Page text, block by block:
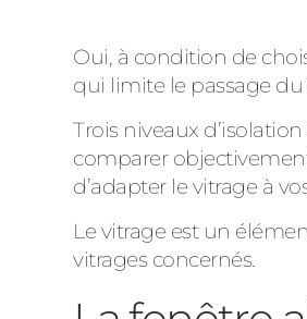
Oui, à condition de
qui limite le passage du
Trois niveaux
comparer
d’adapter le vitrage à
Le vitrage est un
vitrages concernés.